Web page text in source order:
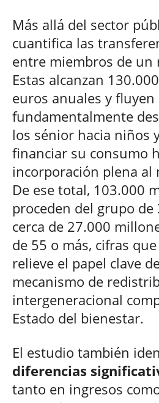
Más allá del sector
cuantifica las
entre miembros de un
Estas alcanzan
euros anuales y fluyen
fundamentalmente
los sénior hacia niños
financiar su consumo
incorporación plena al
De ese total, 103.000
proceden del grupo de
cerca de 27.000
de 55 o más, cifras
relieve el papel clave
mecanismo de
intergeneracional
Estado del bienestar.
El estudio también
diferencias
tanto en ingresos